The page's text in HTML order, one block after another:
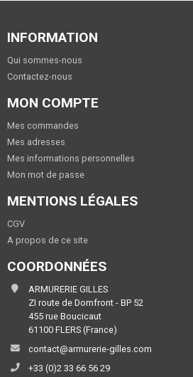
INFORMATION
Qui sommes-nous
Contactez-nous
MON COMPTE
Mes commandes
Mes adresses
Mes informations personnelles
Mon mot de passe
MENTIONS LÉGALES
CGV
A propos de ce site
COORDONNÉES
ARMURERIE GILLES
ZI route de Domfront - BP 52
455 rue Boucicaut
61100 FLERS (France)
contact@armurerie-gilles.com
+33 (0)2 33 66 56 29